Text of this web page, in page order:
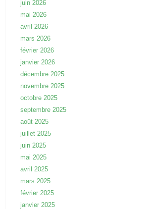
juin 2026
mai 2026
avril 2026
mars 2026
février 2026
janvier 2026
décembre 2025
novembre 2025
octobre 2025
septembre 2025
août 2025
juillet 2025
juin 2025
mai 2025
avril 2025
mars 2025
février 2025
janvier 2025